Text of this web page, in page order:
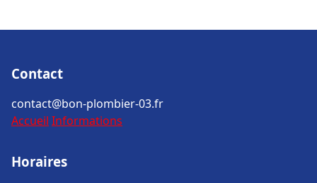
Contact
contact@bon-plombier-03.fr
Accueil Informations
Horaires